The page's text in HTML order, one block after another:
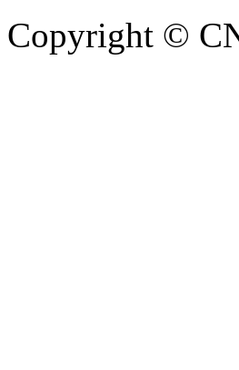
Copyright ©